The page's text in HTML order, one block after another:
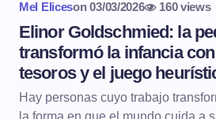
Mel Eliceson 03/03/2026 160 views
Elinor Goldschmied: la
transformó la infancia
tesoros y el juego
Hay personas cuyo trabajo
la forma en que el mundo cuida a